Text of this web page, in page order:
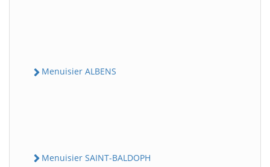
Menuisier ALBENS
Menuisier SAINT-BALDOPH